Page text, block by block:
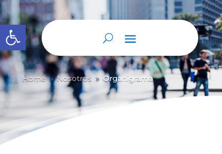
Abrir barra de herramientas
Home 9 Nosotros 9 Organigrama